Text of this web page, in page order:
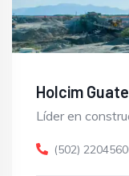
Holcim
Líder en
(502)